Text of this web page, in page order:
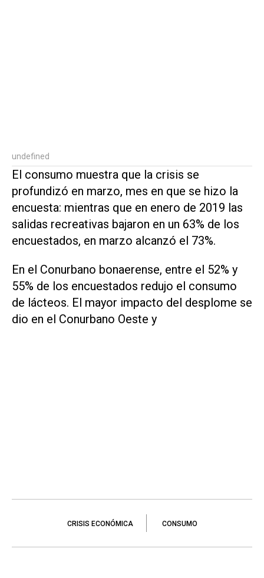
undefined
El consumo muestra que la crisis se
profundizó en marzo, mes en que se hizo la
encuesta: mientras que en enero de 2019 las
salidas recreativas bajaron en un 63% de los
encuestados, en marzo alcanzó el 73%.
En el Conurbano bonaerense, entre el 52% y
55% de los encuestados redujo el consumo
de lácteos. El mayor impacto del desplome se
dio en el Conurbano Oeste y
CRISIS ECONÓMICA CONSUMO